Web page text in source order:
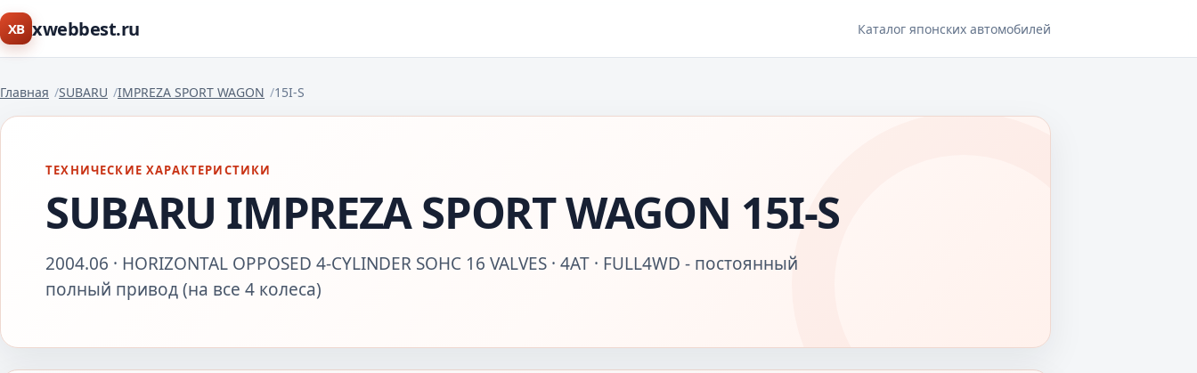
XB xwebbest.ru Каталог японских автомобилей
Главная SUBARU IMPREZA SPORT WAGON 15I-S
ТЕХНИЧЕСКИЕ ХАРАКТЕРИСТИКИ
SUBARU IMPREZA SPORT WAGON 15I-S
2004.06 · HORIZONTAL OPPOSED 4-CYLINDER SOHC 16 VALVES · 4AT · FULL4WD - постоянный
полный привод (на все 4 колеса)